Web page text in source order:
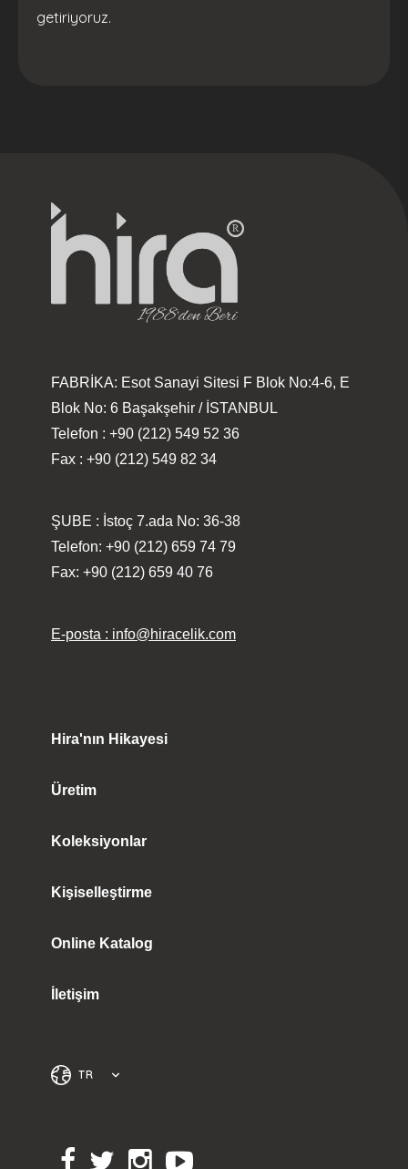
getiriyoruz.
FABRİKA: Esot Sanayi Sitesi F Blok No:4-6, E
Blok No: 6 Başakşehir / İSTANBUL
Telefon : +90 (212) 549 52 36
Fax : +90 (212) 549 82 34
ŞUBE : İstoç 7.ada No: 36-38
Telefon: +90 (212) 659 74 79
Fax: +90 (212) 659 40 76
E-posta : info@hiracelik.com
Hira'nın Hikayesi
Üretim
Koleksiyonlar
Kişiselleştirme
Online Katalog
İletişim
TR